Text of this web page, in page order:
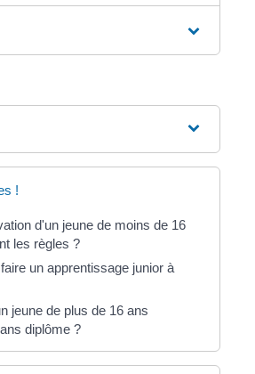
!
d'un jeune de moins de 16
les règles ?
un apprentissage junior à
jeune de plus de 16 ans
diplôme ?